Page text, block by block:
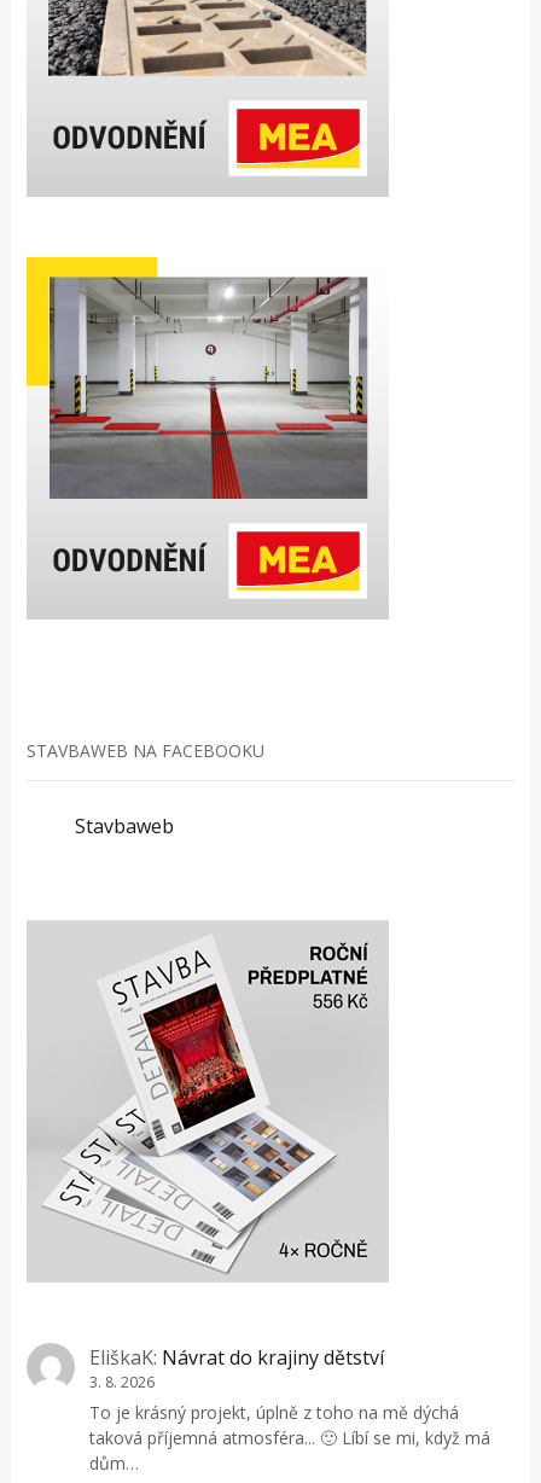
STAVBAWEB NA FACEBOOKU
Stavbaweb
EliškaK: Návrat do krajiny dětství
3. 8. 2026
To je krásný projekt, úplně z toho na mě dýchá
taková příjemná atmosféra... 🙂 Líbí se mi, když má
dům…